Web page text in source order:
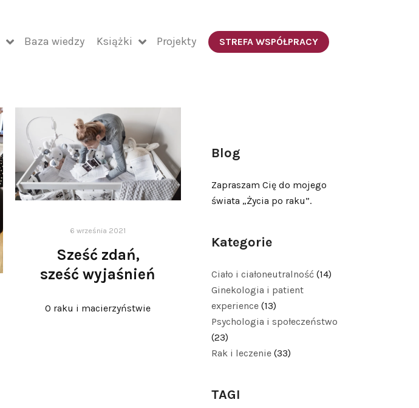
Baza wiedzy Książki Projekty STREFA WSPÓŁPRACY
6 września 2021
Sześć zdań,
sześć wyjaśnień
O raku i macierzyństwie
Blog
Zapraszam Cię do mojego
świata „Życia po raku”.
Kategorie
Ciało i ciałoneutralność (14)
Ginekologia i patient
experience (13)
Psychologia i społeczeństwo
(23)
Rak i leczenie (33)
TAGI